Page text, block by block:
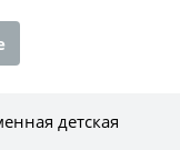
детская